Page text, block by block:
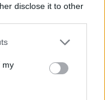
disclose it to other
my